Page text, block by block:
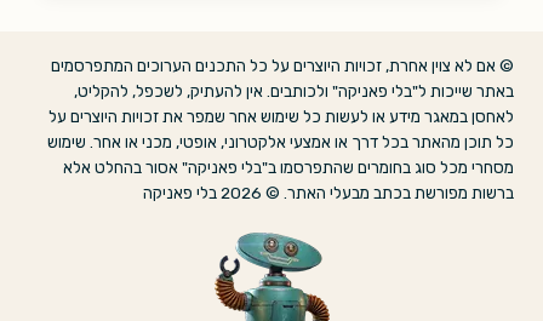
© אם לא צוין אחרת, זכויות היוצרים על כל התכנים הערוכים המתפרסמים
באתר שייכות ל"בלי פאניקה" ולכותבים. אין להעתיק, לשכפל, להקליט,
לאחסן במאגר מידע או לעשות כל שימוש אחר שמפר את זכויות היוצרים על
כל תוכן מהאתר בכל דרך או אמצעי אלקטרוני, אופטי, מכני או אחר. שימוש
מסחרי מכל סוג בחומרים שהתפרסמו ב"בלי פאניקה" אסור בהחלט אלא
ברשות מפורשת בכתב מבעלי האתר. © 2026 בלי פאניקה